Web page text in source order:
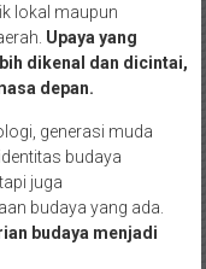
lokal maupun
Upaya yang
dikenal dan dicintai,
depan.
generasi muda
budaya
juga
budaya yang ada.
budaya menjadi